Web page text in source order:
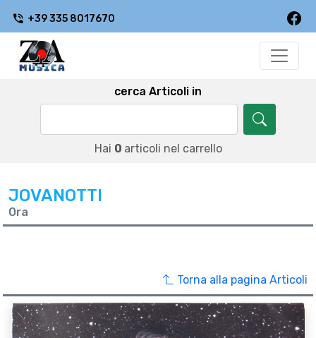
+39 335 8017670
cerca Articoli in
Hai 0 articoli nel carrello
JOVANOTTI
Ora
Torna alla pagina Articoli